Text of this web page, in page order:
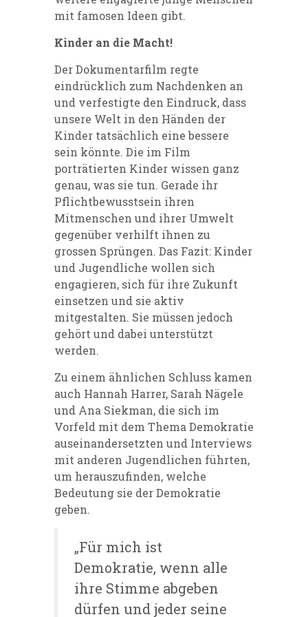
mit famosen Ideen gibt.
Kinder an die Macht!
Der Dokumentarfilm regte
eindrücklich zum Nachdenken an
und verfestigte den Eindruck, dass
unsere Welt in den Händen der
Kinder tatsächlich eine bessere
sein könnte. Die im Film
porträtierten Kinder wissen ganz
genau, was sie tun. Gerade ihr
Pflichtbewusstsein ihren
Mitmenschen und ihrer Umwelt
gegenüber verhilft ihnen zu
grossen Sprüngen. Das Fazit: Kinder
und Jugendliche wollen sich
engagieren, sich für ihre Zukunft
einsetzen und sie aktiv
mitgestalten. Sie müssen jedoch
gehört und dabei unterstützt
werden.
Zu einem ähnlichen Schluss kamen
auch Hannah Harrer, Sarah Nägele
und Ana Siekman, die sich im
Vorfeld mit dem Thema Demokratie
auseinandersetzten und Interviews
mit anderen Jugendlichen führten,
um herauszufinden, welche
Bedeutung sie der Demokratie
geben.
„Für mich ist
Demokratie, wenn alle
ihre Stimme abgeben
dürfen und jeder seine